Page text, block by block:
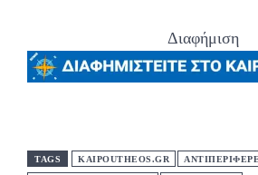
Διαφήμιση
TAGS KAIPOUTHEOS.GR